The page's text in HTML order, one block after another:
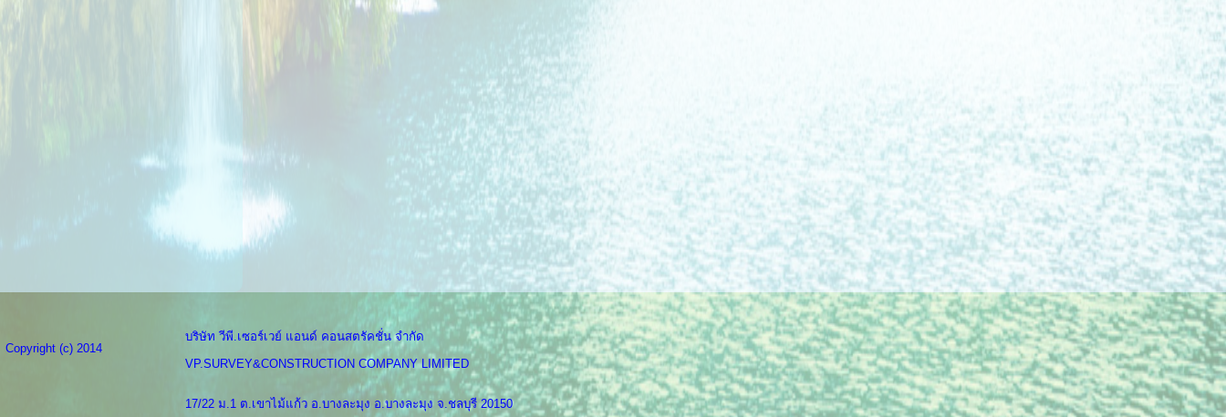
Copyright (c) 2014
บริษัท วีพี.เซอร์เวย์ แอนด์ คอนสตรัคชั่น จำกัด
VP.SURVEY&CONSTRUCTION COMPANY LIMITED
17/22 ม.1 ต.เขาไม้แก้ว อ.บางละมุง อ.บางละมุง จ.ชลบุรี 20150